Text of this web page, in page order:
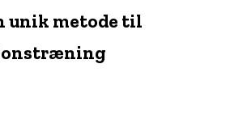
unik metode til